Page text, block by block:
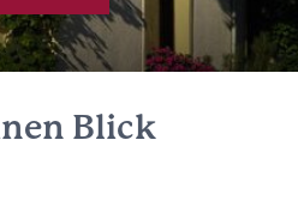
Blick